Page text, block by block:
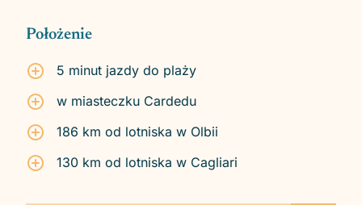
Położenie
5 minut jazdy do plaży
w miasteczku Cardedu
186 km od lotniska w Olbii
130 km od lotniska w Cagliari